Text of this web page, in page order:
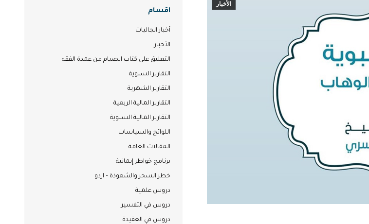
الأخبار
اقسام
أخبار الجاليات
الأخبار
التعليق على كتاب الصيام من عمدة الفقه
التقارير السنوية
التقارير الشهرية
التقارير المالية الربعية
التقارير المالية السنوية
اللوائح والسياسات
المقالات العامة
برنامج خواطر إيمانية
خطر السحر والشعوذة – اردو
دروس علمية
دروس في التفسير
دروس في العقيدة